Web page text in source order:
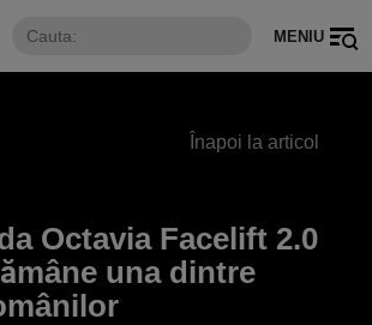
MENIU
Înapoi la articol
Octavia Facelift 2.0
una dintre